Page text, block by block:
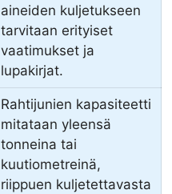
aineiden kuljetukseen
tarvitaan erityiset
vaatimukset ja
lupakirjat.
Rahtijunien kapasiteetti
mitataan yleensä
tonneina tai
kuutiometreinä,
riippuen kuljetettavasta